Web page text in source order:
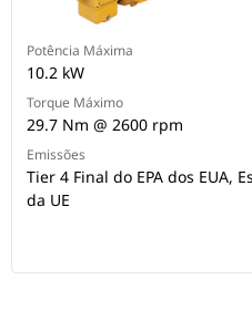
Potência Máxima
10.2 kW
Torque Máximo
29.7 Nm @ 2600 rpm
Emissões
Tier 4 Final do EPA dos EUA,
da UE